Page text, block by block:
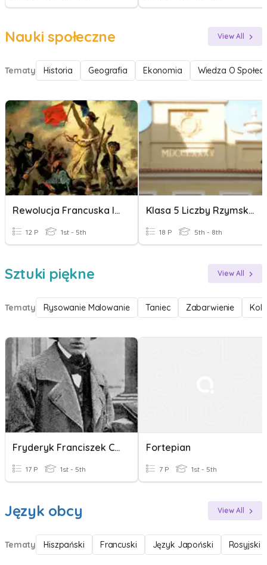
Nauki społeczne View All
Tematy Historia Geografia Ekonomia Wiedza O
Rewolucja Francuska I Republika Francuska
12 P 1st - 5th
Klasa 5 Liczby Rzymskie
18 P 5th - 8th
Sztuki piękne View All
Tematy Rysowanie Malowanie Taniec Zabarwienie
Fryderyk Franciszek Chopin
17 P 1st - 5th
Fortepian
7 P 1st - 5th
Język obcy View All
Tematy Hiszpański Francuski Język Japoński Rosyjski